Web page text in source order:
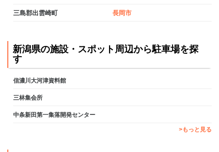
三島郡出雲崎町 長岡市
新潟県の施設・スポット周辺から駐車場を探
す
信濃川大河津資料館
三林集会所
中条新田第一集落開発センター
>もっと見る